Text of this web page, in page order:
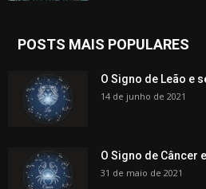
POSTS MAIS POPULARES
O Signo de Leão e
14 de junho de 2021
O Signo de Câncer
31 de maio de 2021